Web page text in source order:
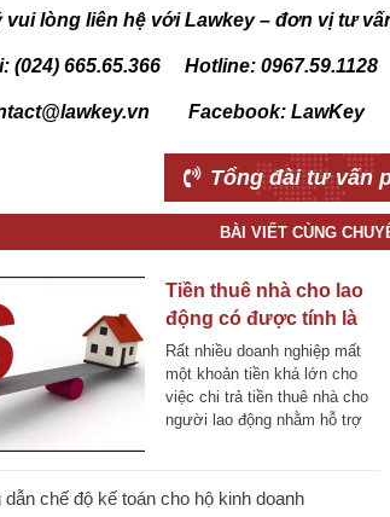
vui lòng liên hệ với Lawkey – đơn vị tư
(024) 665.65.366 Hotline: 0967.59.1128
Facebook: LawKey
Tổng đài tư vấn
BÀI VIẾT CÙNG
Tiền thuê nhà cho lao
động có được tính là
chi phí giảm trừ
không?
Rất nhiều doanh nghiệp mất
một khoản tiền khá lớn cho
việc chi trả tiền thuê nhà cho
người lao động nhằm hỗ trợ
chế độ kế toán cho hộ kinh doanh